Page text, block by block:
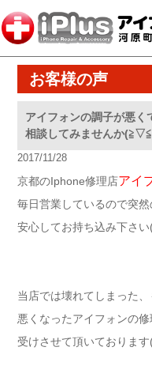
お客様の声
アイフォンの調子が悪く
相談してみませんか
2017/11/28
京都のIphone修理店アイ
毎日営業しているので突然
安心してお持ち込み下さ
当店では壊れてしまった
悪くなったアイフォンの
受けさせて頂いておりま